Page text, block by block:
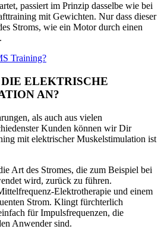
passiert im Prinzip dasselbe wie bei
mit Gewichten. Nur dass dieser
Stroms, wie ein Motor durch einen
Training?
ELEKTRISCHE
AN?
als auch aus vielen
Kunden können wir Dir
mit elektrischer Muskelstimulation ist
Art des Stromes, die zum Beispiel bei
wird, zurück zu führen.
Elektrotherapie und einem
Strom. Klingt fürchterlich
für Impulsfrequenzen, die
Anwender sind.